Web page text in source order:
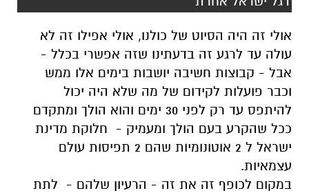
אולי זה היה הסיוט של כולנו, אולי אפילו זה לא
עולה עד לרגע זה בדעתינו שזה אפשרי בכלל -
אבל - קבוצות חשיבה יושבות בימים אלו ממש
וכבר פועלות לקידום של מה שלא היה יכול
להיתפס עד רק לפני 30 ימים והוא הולך ומתקדם
ככל שהקרע בעם הולך ומעמיק - חלוקת מדינת
ישראל ל 2 אוטונומיות שהם 2 תפיסות עולם
עצמאיות.
במקום לכופף זה את זה - הרעיון שלהם - לתת